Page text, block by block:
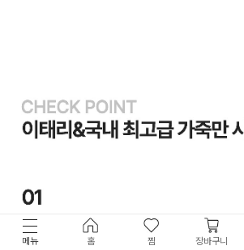
메뉴 홈 찜 장바구니